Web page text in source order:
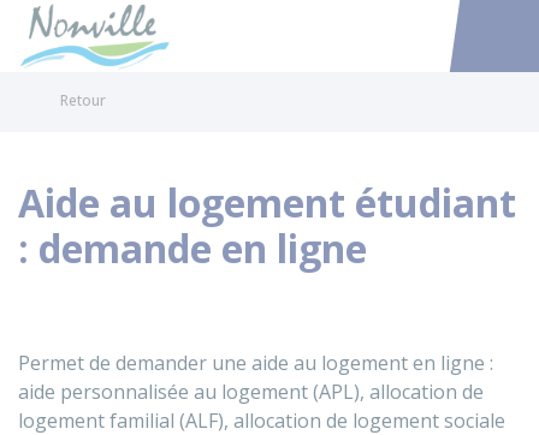
Accéder
Retour
Aide au logement étudiant
: demande en ligne
Permet de demander une aide au logement en ligne :
aide personnalisée au logement (APL), allocation de
logement familial (ALF), allocation de logement sociale